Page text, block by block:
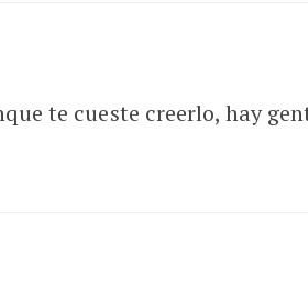
te cueste creerlo, hay